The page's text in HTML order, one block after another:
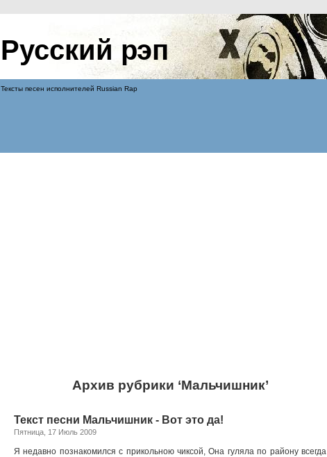
Русский рэп
Тексты песен исполнителей Russian Rap
Архив рубрики ‘Мальчишник’
Текст песни Мальчишник - Вот это да!
Пятница, 17 Июль 2009
Я недавно познакомился с прикольною чиксой, Она гуляла по району всегда